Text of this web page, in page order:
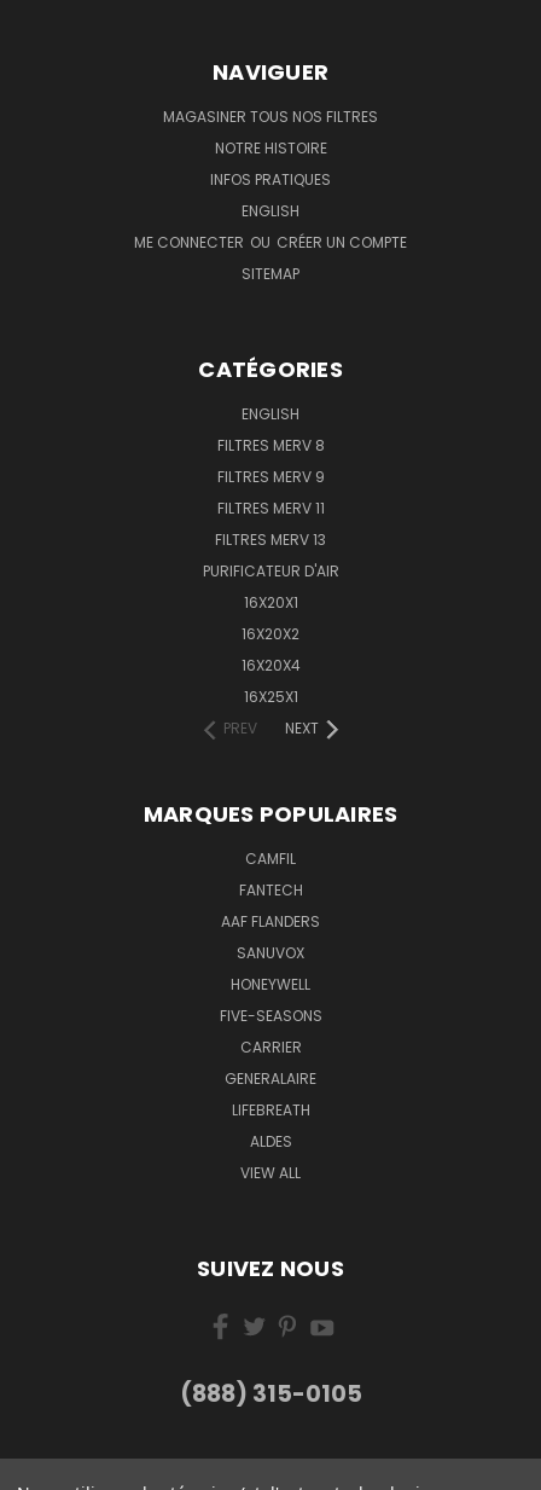
NAVIGUER
MAGASINER TOUS NOS FILTRES
NOTRE HISTOIRE
INFOS PRATIQUES
ENGLISH
ME CONNECTER OU CRÉER UN COMPTE
SITEMAP
CATÉGORIES
ENGLISH
FILTRES MERV 8
FILTRES MERV 9
FILTRES MERV 11
FILTRES MERV 13
PURIFICATEUR D'AIR
16X20X1
16X20X2
16X20X4
16X25X1
PREV
NEXT
MARQUES POPULAIRES
CAMFIL
FANTECH
AAF FLANDERS
SANUVOX
HONEYWELL
FIVE-SEASONS
CARRIER
GENERALAIRE
LIFEBREATH
ALDES
VIEW ALL
SUIVEZ NOUS
(888) 315-0105